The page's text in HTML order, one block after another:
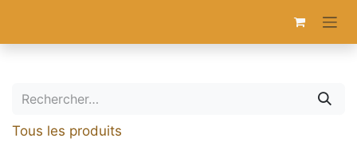
Tous les produits